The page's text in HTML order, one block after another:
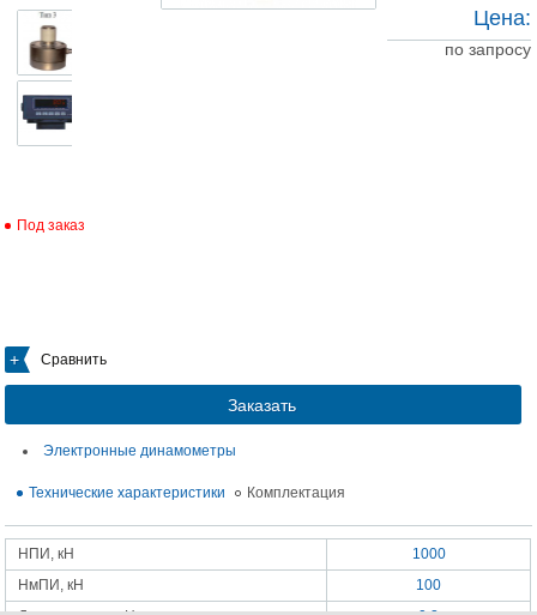
Под заказ
Сравнить
Заказать
Цена:
по запросу
Электронные динамометры
Технические характеристики Комплектация
НПИ, кН
1000
НмПИ, кН
100